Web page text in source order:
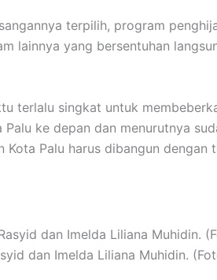
terpilih, program
lainnya yang bersentuhan
terlalu singkat untuk
Palu ke depan dan menurutnya
Kota Palu harus dibangun dengan
dan Imelda Liliana Muhidin.